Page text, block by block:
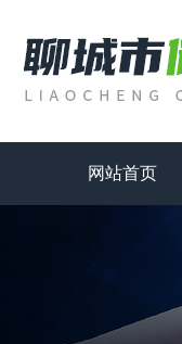
网站首页